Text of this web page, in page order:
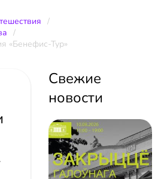
«Бенефис-Тур»
Свежие
новости